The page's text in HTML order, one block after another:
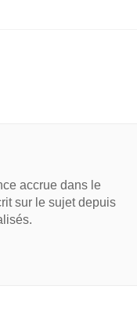
accrue dans le
sur le sujet depuis